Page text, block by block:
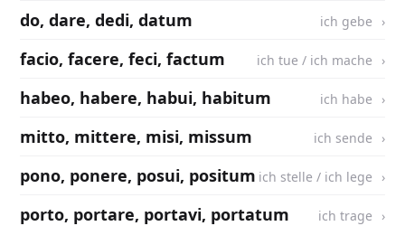
do, dare, dedi, datum ich gebe
facio, facere, feci, factum ich tue / ich mache
habeo, habere, habui, habitum ich habe
mitto, mittere, misi, missum ich sende
pono, ponere, posui, positum ich stelle / ich lege
porto, portare, portavi, portatum ich trage